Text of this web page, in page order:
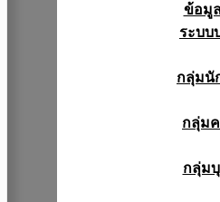
ข้อมู
ระบบ
กลุ่มนั
กลุ่ม
กลุ่ม